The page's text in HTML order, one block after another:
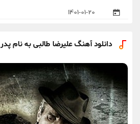
1401-01-20
دانلود آهنگ علیرضا طالبی به نام پدر